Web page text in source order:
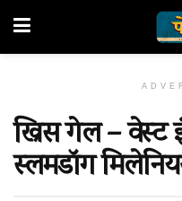
ख्रिस गेल – वेस्ट
स्लमडॉग